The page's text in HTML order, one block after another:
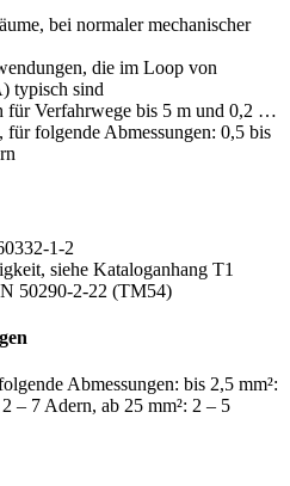
bei normaler mechanischer
die im Loop von
typisch sind
für Verfahrwege bis 5 m und 0,2 …
folgende Abmessungen: 0,5 bis
1-2
siehe Kataloganhang T1
50290-2-22 (TM54)
Abmessungen: bis 2,5 mm²:
– 7 Adern, ab 25 mm²: 2 – 5